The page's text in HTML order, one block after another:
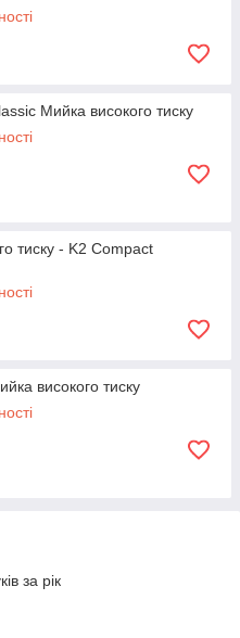
Мийка високого тиску
тиску - K2 Compact
високого тиску
за рік